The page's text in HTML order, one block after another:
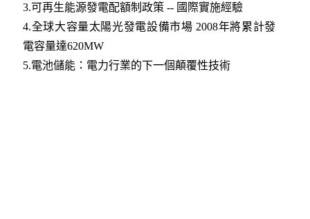
3.可再生能源發電配額制政策 -- 國際實施經驗
4.全球大容量太陽光發電設備市場 2008年將累計發
電容量達620MW
5.電池儲能：電力行業的下一個顛覆性技術